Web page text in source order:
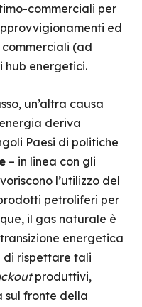
commerciali per
ed
(ad
hub energetici.
un’altra causa
deriva
Paesi di politiche
– in linea con gli
l’utilizzo del
petroliferi per
il gas naturale è
energetica
di rispettare tali
produttivi,
sul fronte della